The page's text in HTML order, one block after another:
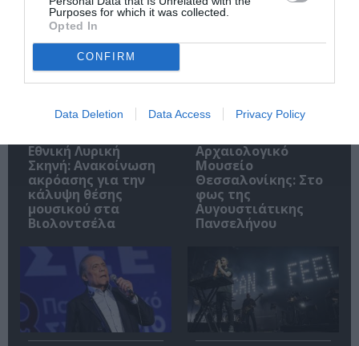
Purposes for which it was collected.
Opted In
CONFIRM
Data Deletion Data Access Privacy Policy
Σχετικά Άρθρα
Εθνική Λυρική
Σκηνή: Ανακοίνωση
ακρόασης για την
κάλυψη θέσης
μουσικού στα
Βιολοντσέλα
Αρχαιολογικό
Μουσείο
Θεσσαλονίκης: Στο
φως της
Αυγουστιάτικης
Πανσελήνου